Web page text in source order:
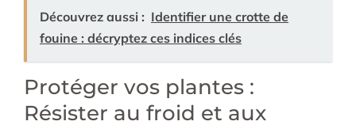
Découvrez aussi : Identifier une crotte de
fouine : décryptez ces indices clés
Protéger vos plantes :
Résister au froid et aux